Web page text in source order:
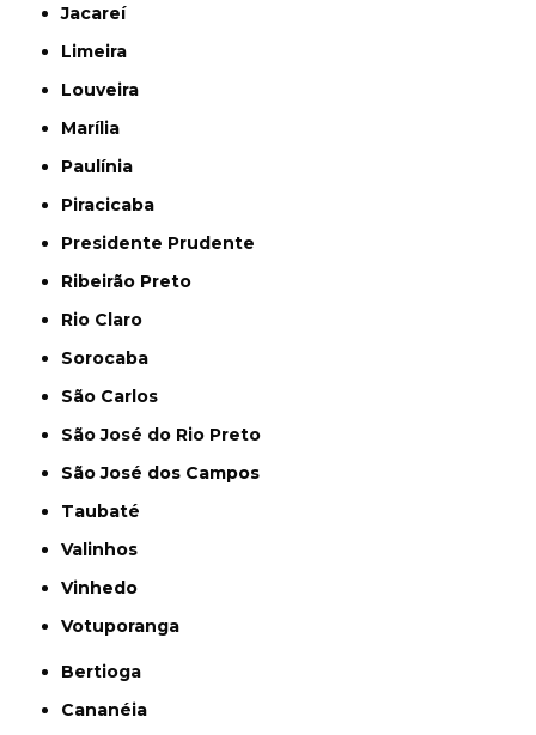
Jacareí
Limeira
Louveira
Marília
Paulínia
Piracicaba
Presidente Prudente
Ribeirão Preto
Rio Claro
Sorocaba
São Carlos
São José do Rio Preto
São José dos Campos
Taubaté
Valinhos
Vinhedo
Votuporanga
Bertioga
Cananéia